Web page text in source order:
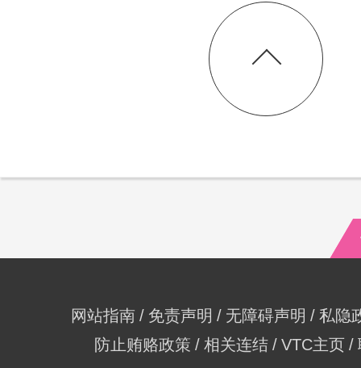
网站指南 免责声明 无障碍声明
私隐
防止贿赂政策
相关连结 VTC主页